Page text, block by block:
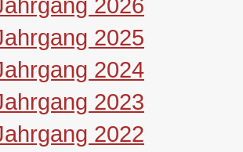
2025
2024
2023
2022